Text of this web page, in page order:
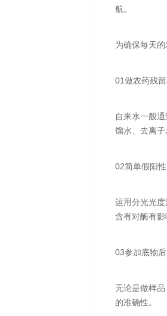
航。
为确保每天
01做农药残
自来水一般
馏水、去离子
02简单假阳
运用分光光
含有对酶有影
03参加底物
无论是做样
的准确性。